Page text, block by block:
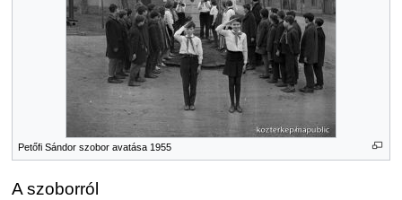
Petőfi Sándor szobor avatása 1955
A szoborról